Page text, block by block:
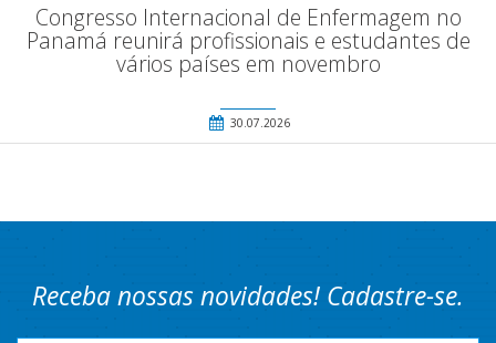
Congresso Internacional de Enfermagem no
Panamá reunirá profissionais e estudantes de
vários países em novembro
30.07.2026
Receba nossas novidades! Cadastre-se.